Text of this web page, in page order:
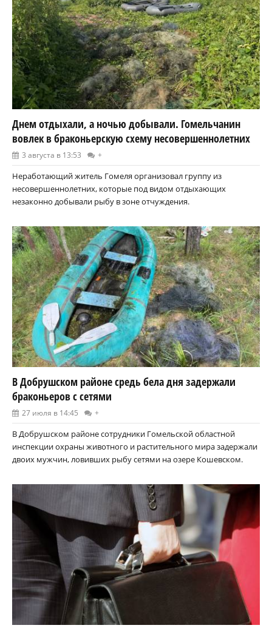
Днем отдыхали, а ночью добывали. Гомельчанин
вовлек в браконьерскую схему несовершеннолетних
3 августа в 13:53 +
Неработающий житель Гомеля организовал группу из
несовершеннолетних, которые под видом отдыхающих
незаконно добывали рыбу в зоне отчуждения.
В Добрушском районе средь бела дня задержали
браконьеров с сетями
27 июля в 14:45 +
В Добрушском районе сотрудники Гомельской областной
инспекции охраны животного и растительного мира задержали
двоих мужчин, ловивших рыбу сетями на озере Кошевском.